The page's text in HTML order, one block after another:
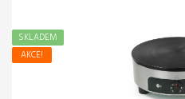
AKCE!
SKLADEM